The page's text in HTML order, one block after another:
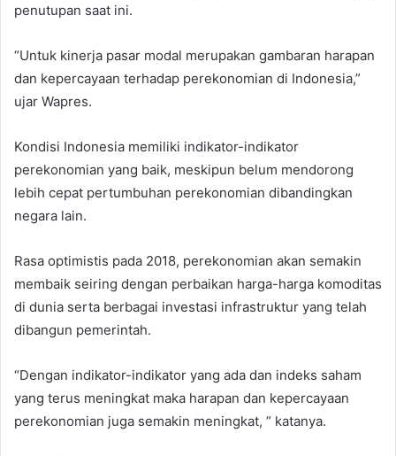
penutupan saat ini.
“Untuk kinerja pasar modal merupakan gambaran harapan
dan kepercayaan terhadap perekonomian di Indonesia,”
ujar Wapres.
Kondisi Indonesia memiliki indikator-indikator
perekonomian yang baik, meskipun belum mendorong
lebih cepat pertumbuhan perekonomian dibandingkan
negara lain.
Rasa optimistis pada 2018, perekonomian akan semakin
membaik seiring dengan perbaikan harga-harga komoditas
di dunia serta berbagai investasi infrastruktur yang telah
dibangun pemerintah.
“Dengan indikator-indikator yang ada dan indeks saham
yang terus meningkat maka harapan dan kepercayaan
perekonomian juga semakin meningkat, ” katanya.